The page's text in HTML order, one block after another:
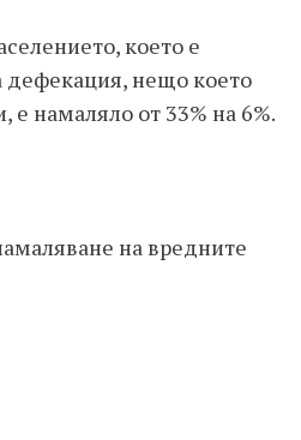
което е
дефекация, нещо което
намаляло от 33% на 6%.
на вредните